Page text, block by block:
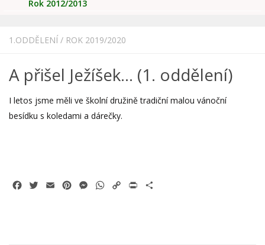
1.ODDĚLENÍ / ROK 2019/2020
A přišel Ježíšek… (1. oddělení)
I letos jsme měli ve školní družině tradiční malou vánoční
besídku s koledami a dárečky.
FacebookTwitterEmail PinterestMessenger
WhatsApp
Copy
Print
Rok 2012/2013